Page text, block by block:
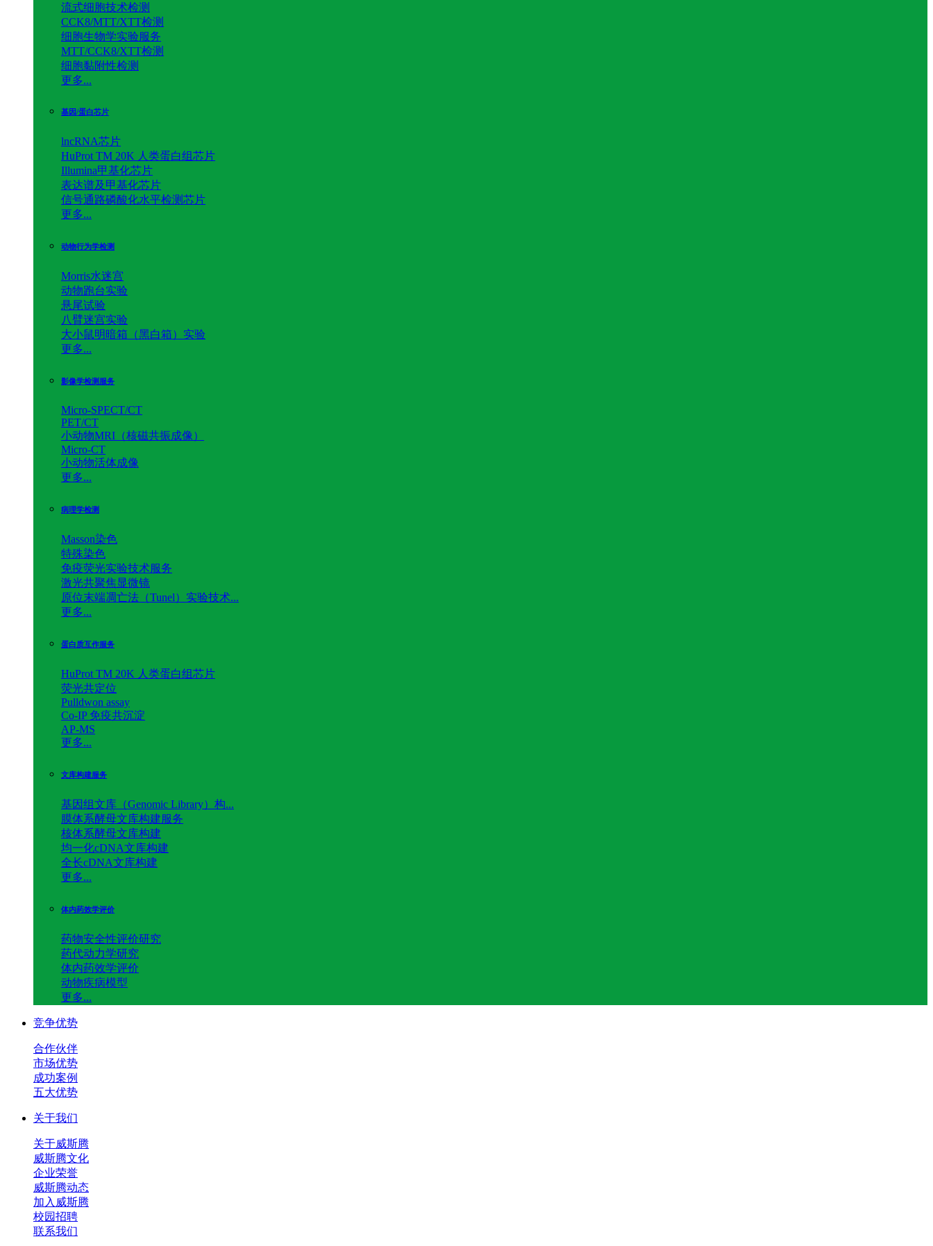
流式细胞技术检测
CCK8/MTT/XTT检测
细胞生物学实验服务
MTT/CCK8/XTT检测
细胞黏附性检测
更多...
基因/蛋白芯片
lncRNA芯片
HuProt TM 20K 人类蛋白组芯片
Illumina甲基化芯片
表达谱及甲基化芯片
信号通路磷酸化水平检测芯片
更多...
动物行为学检测
Morris水迷宫
动物跑台实验
悬尾试验
八臂迷宫实验
大小鼠明暗箱（黑白箱）实验
更多...
影像学检测服务
Micro-SPECT/CT
PET/CT
小动物MRI（核磁共振成像）
Micro-CT
小动物活体成像
更多...
病理学检测
Masson染色
特殊染色
免疫荧光实验技术服务
激光共聚焦显微镜
原位末端凋亡法（Tunel）实验技术...
更多...
蛋白质互作服务
HuProt TM 20K 人类蛋白组芯片
荧光共定位
Pulldwon assay
Co-IP 免疫共沉淀
AP-MS
更多...
文库构建服务
基因组文库（Genomic Library）构...
膜体系酵母文库构建服务
核体系酵母文库构建
均一化cDNA文库构建
全长cDNA文库构建
更多...
体内药效学评价
药物安全性评价研究
药代动力学研究
体内药效学评价
动物疾病模型
更多...
竞争优势
合作伙伴
市场优势
成功案例
五大优势
关于我们
关于威斯腾
威斯腾文化
企业荣誉
威斯腾动态
加入威斯腾
校园招聘
联系我们